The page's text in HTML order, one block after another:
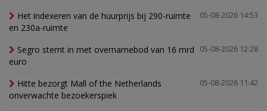
05-08-2026 14:53
Het indexeren van de huurprijs bij 290-ruimte
en 230a-ruimte
05-08-2026 12:28
Segro stemt in met overnamebod van 16 mrd
euro
05-08-2026 11:42
Hitte bezorgt Mall of the Netherlands
onverwachte bezoekerspiek